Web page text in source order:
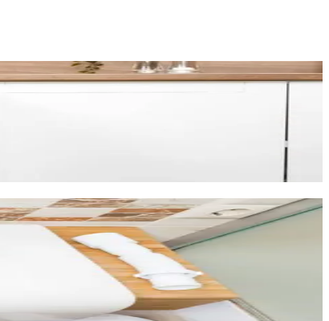
Du village ancien aux résidences récentes proches de la
en urgence 7j/7 à Baillarguespour traiter